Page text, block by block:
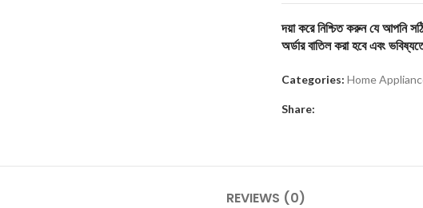
দয়া করে নিশ্চিত করুন যে আপনি
অর্ডার বাতিল করা হবে এবং
Categories: Home
Share:
REVIEWS (0)